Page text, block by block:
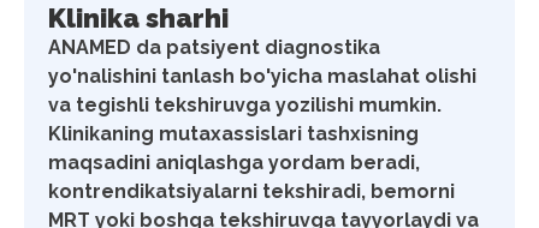
Klinika sharhi
ANAMED da patsiyent diagnostika
yo'nalishini tanlash bo'yicha maslahat olishi
va tegishli tekshiruvga yozilishi mumkin.
Klinikaning mutaxassislari tashxisning
maqsadini aniqlashga yordam beradi,
kontrendikatsiyalarni tekshiradi, bemorni
MRT yoki boshqa tekshiruvga tayyorlaydi va